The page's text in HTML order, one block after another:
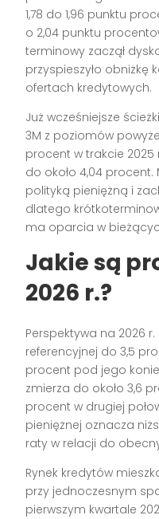
1,78 do 1,96 punktu
o 2,04 punktu
terminowy zaczął
przyspieszyło obniżkę
ofertach kredytowych.
Już wcześniejsze
3M z poziomów
procent w trakcie 2025
do około 4,04
polityką pieniężną i
dlatego
ma oparcia w
Jakie są
2026 r.?
Perspektywa na 2026
referencyjnej do 3,5
procent pod jego
zmierza do około 3,6
procent w drugiej
pieniężnej oznacza
raty w relacji do
Rynek kredytów
przy jednoczesnym
pierwszym kwartale